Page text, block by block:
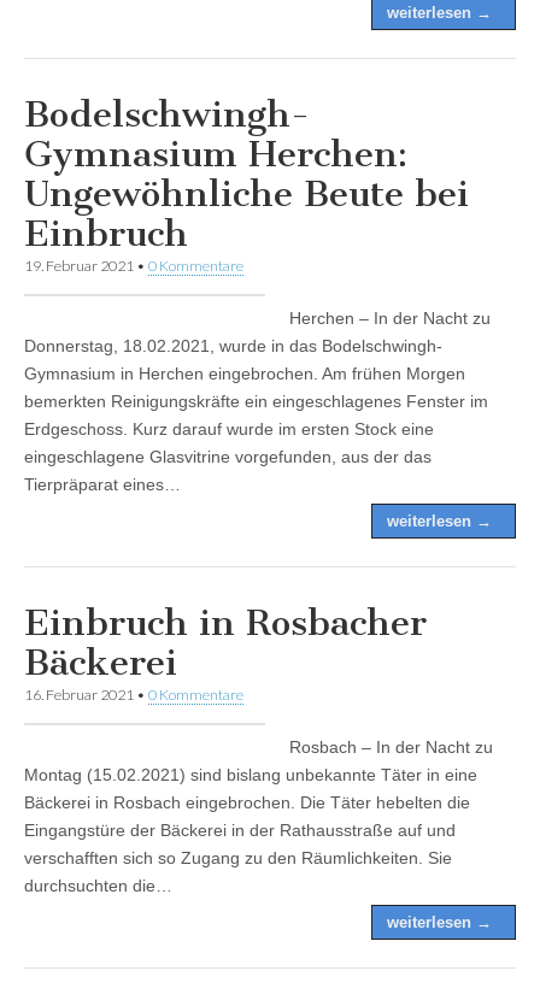
weiterlesen →
Bodelschwingh-
Gymnasium Herchen:
Ungewöhnliche Beute bei
Einbruch
19. Februar 2021 • 0 Kommentare
Herchen – In der Nacht zu
Donnerstag, 18.02.2021, wurde in das Bodelschwingh-
Gymnasium in Herchen eingebrochen. Am frühen Morgen
bemerkten Reinigungskräfte ein eingeschlagenes Fenster im
Erdgeschoss. Kurz darauf wurde im ersten Stock eine
eingeschlagene Glasvitrine vorgefunden, aus der das
Tierpräparat eines…
weiterlesen →
Einbruch in Rosbacher
Bäckerei
16. Februar 2021 • 0 Kommentare
Rosbach – In der Nacht zu
Montag (15.02.2021) sind bislang unbekannte Täter in eine
Bäckerei in Rosbach eingebrochen. Die Täter hebelten die
Eingangstüre der Bäckerei in der Rathausstraße auf und
verschafften sich so Zugang zu den Räumlichkeiten. Sie
durchsuchten die…
weiterlesen →